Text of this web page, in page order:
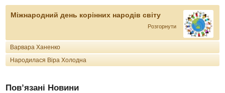
Міжнародний день корінних народів світу
Розгорнути
Варвара Ханенко
Народилася Віра Холодна
Пов’язані Новини